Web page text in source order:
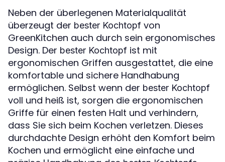
Neben der überlegenen Materialqualität
überzeugt der bester Kochtopf von
GreenKitchen auch durch sein ergonomisches
Design. Der bester Kochtopf ist mit
ergonomischen Griffen ausgestattet, die eine
komfortable und sichere Handhabung
ermöglichen. Selbst wenn der bester Kochtopf
voll und heiß ist, sorgen die ergonomischen
Griffe für einen festen Halt und verhindern,
dass Sie sich beim Kochen verletzen. Dieses
durchdachte Design erhöht den Komfort beim
Kochen und ermöglicht eine einfache und